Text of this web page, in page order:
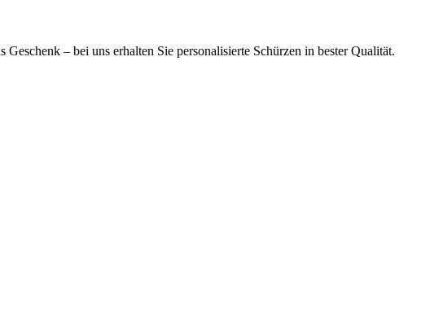
– bei uns erhalten Sie personalisierte Schürzen in bester Qualität.